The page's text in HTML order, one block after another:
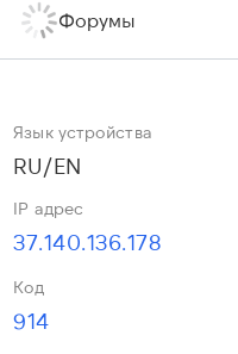
Форумы
Язык устройства
RU/EN
IP адрес
37.140.136.178
Код
914